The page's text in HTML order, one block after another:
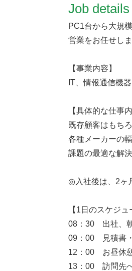
​Job details
PC1台から大規
営業をお任せしま
【事業内容】
IT、情報通信機
【具体的な仕事内
既存顧客はもち
各種メーカーの
課題の最適な解
◎入社後は、2ヶ
【1日のスケジュ
08：30 出社、
09：00 見積書
12：00 お昼休
13：00 訪問先